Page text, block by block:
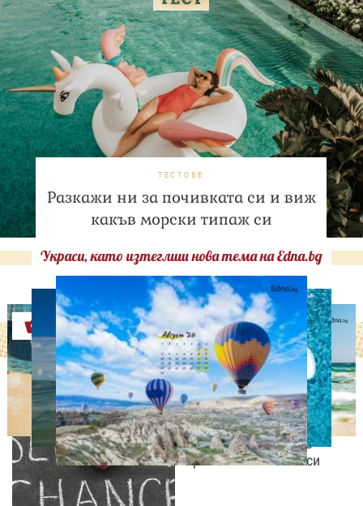
ТЕСТОВЕ
Разкажи ни за почивката си и виж
какъв морски типаж си
Украси, като изтеглиш нова тема на Edna.bg
Оферти
ЛЮБОПИТНО
Август е месецът на
вторите шансове: Защо
точно сега най-често
променяме живота си